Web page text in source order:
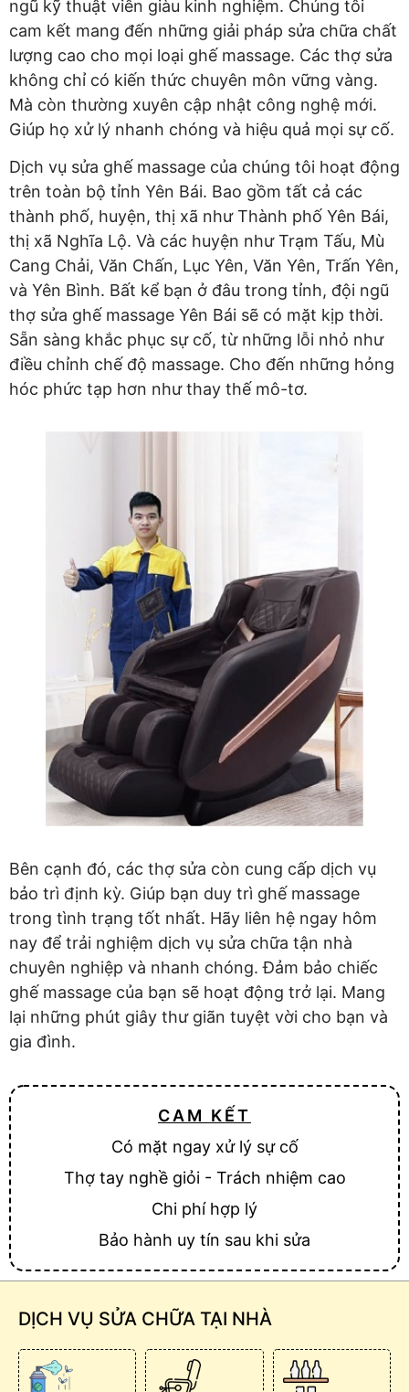
ngũ kỹ thuật viên giàu kinh nghiệm. Chúng tôi
cam kết mang đến những giải pháp sửa chữa chất
lượng cao cho mọi loại ghế massage. Các thợ sửa
không chỉ có kiến thức chuyên môn vững vàng.
Mà còn thường xuyên cập nhật công nghệ mới.
Giúp họ xử lý nhanh chóng và hiệu quả mọi sự cố.
Dịch vụ sửa ghế massage của chúng tôi hoạt động
trên toàn bộ tỉnh Yên Bái. Bao gồm tất cả các
thành phố, huyện, thị xã như Thành phố Yên Bái,
thị xã Nghĩa Lộ. Và các huyện như Trạm Tấu, Mù
Cang Chải, Văn Chấn, Lục Yên, Văn Yên, Trấn Yên,
và Yên Bình. Bất kể bạn ở đâu trong tỉnh, đội ngũ
thợ sửa ghế massage Yên Bái sẽ có mặt kịp thời.
Sẵn sàng khắc phục sự cố, từ những lỗi nhỏ như
điều chỉnh chế độ massage. Cho đến những hỏng
hóc phức tạp hơn như thay thế mô-tơ.
Bên cạnh đó, các thợ sửa còn cung cấp dịch vụ
bảo trì định kỳ. Giúp bạn duy trì ghế massage
trong tình trạng tốt nhất. Hãy liên hệ ngay hôm
nay để trải nghiệm dịch vụ sửa chữa tận nhà
chuyên nghiệp và nhanh chóng. Đảm bảo chiếc
ghế massage của bạn sẽ hoạt động trở lại. Mang
lại những phút giây thư giãn tuyệt vời cho bạn và
gia đình.
CAM KẾT
Có mặt ngay xử lý sự cố
Thợ tay nghề giỏi - Trách nhiệm cao
Chi phí hợp lý
Bảo hành uy tín sau khi sửa
DỊCH VỤ SỬA CHỮA TẠI NHÀ